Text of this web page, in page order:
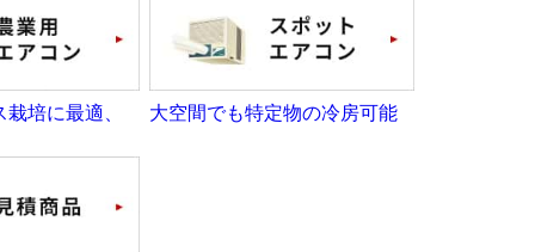
培に最適、 大空間でも特定物の冷房可能